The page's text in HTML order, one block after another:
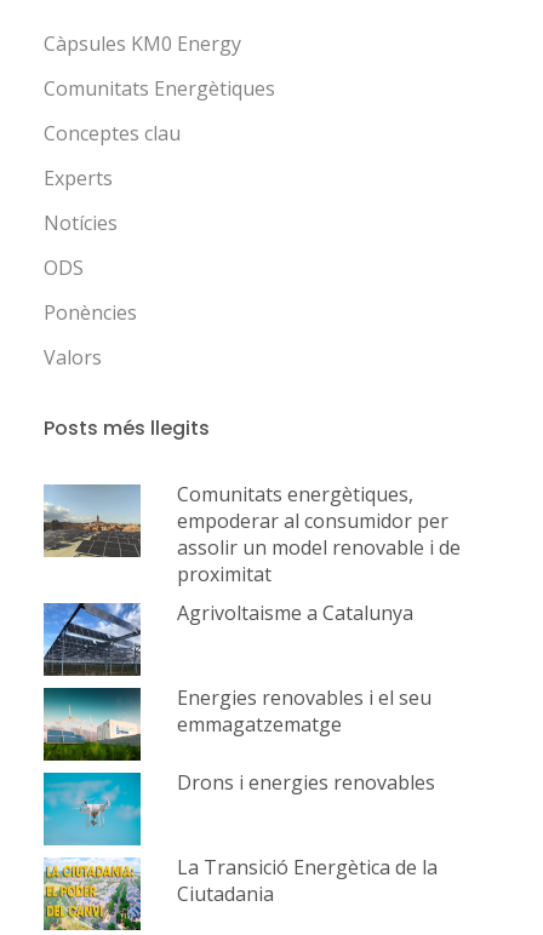
Càpsules KM0 Energy
Comunitats Energètiques
Conceptes clau
Experts
Notícies
ODS
Ponències
Valors
Posts més llegits
Comunitats energètiques,
empoderar al consumidor per
assolir un model renovable i de
proximitat
Agrivoltaisme a Catalunya
Energies renovables i el seu
emmagatzematge
Drons i energies renovables
La Transició Energètica de la
Ciutadania